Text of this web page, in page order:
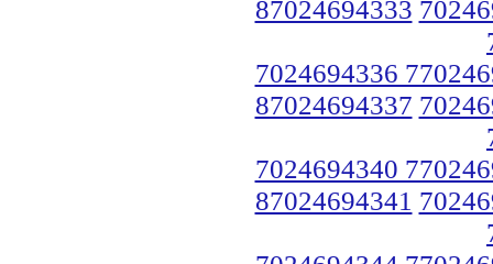
87024694333
7024694336
87024694337
7024694340
87024694341